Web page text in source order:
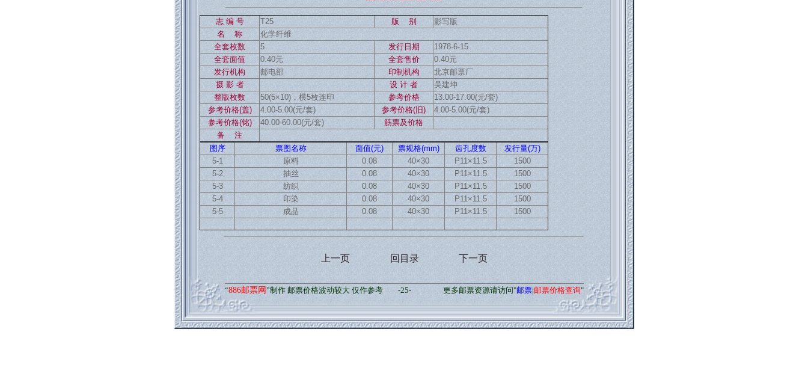
志 编 号 T25 版 别
影写版
名 称
化学纤维
全套枚数
5 发行日期
1978-6-15
全套面值
0.40元 全套售价
0.40元
发行机构
邮电部 印制机构
北京邮票厂
摄 影 者
设 计 者
吴建坤
整版枚数
50(5×10)，横5枚连印 参考价格
13.00-17.00(元/套)
参考价格(盖)
4.00-5.00(元/套) 参考价格(旧)
4.00-5.00(元/套)
参考价格(铭)
40.00-60.00(元/套)
筋票及价格
备 注
图序
票图名称 面值(元) 票规格(mm) 齿孔度数
发行量(万)
5-1
原料 0.08 40×30 P11×11.5
1500
5-2
抽丝 0.08 40×30 P11×11.5
1500
5-3
纺织 0.08 40×30 P11×11.5
1500
5-4
印染 0.08 40×30 P11×11.5
1500
5-5
成品 0.08 40×30 P11×11.5 1500
上一页 回目录 下一页
“886邮票网 ”制作 邮票价格波动较大 仅作参考 -25- 更多邮票资源请访问"邮票|邮票价格查询"